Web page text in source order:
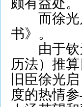
颇有益处。
而徐光启
书》。
由于钦天
历法）推
旧臣徐光
度的热情